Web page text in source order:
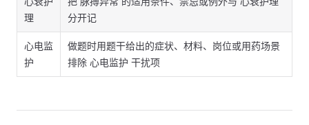
理
分开记
心电监
护
做题时用题干给出的症状、材料、岗位或用药场景
排除 心电监护 干扰项